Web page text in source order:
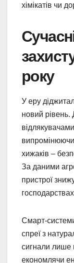
хімікатів чи
року
У еру
новий
випромінюючи
хижаків –
За даними
пристрої
Смарт-
спреї з
сигнали лише
економлячи